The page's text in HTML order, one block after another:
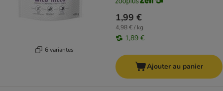
6 variantes
1,99 €
4,98 € / kg
1,89 €
Ajouter au panier